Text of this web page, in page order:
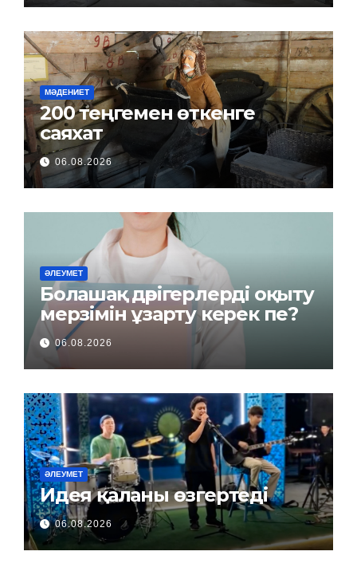
МӘДЕНИЕТ
200 теңгемен өткенге
саяхат
06.08.2026
ӘЛЕУМЕТ
Болашақ дәрігерлерді оқыту
мерзімін ұзарту керек пе?
06.08.2026
ӘЛЕУМЕТ
Идея қаланы өзгертеді
06.08.2026